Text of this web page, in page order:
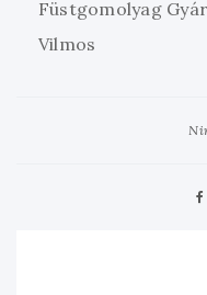
Füstgomolyag
Vilmos